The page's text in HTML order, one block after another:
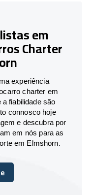
em
Charter
experiência
charter em
fiabilidade são
connosco hoje
e descubra por
em nós para as
em Elmshorn.